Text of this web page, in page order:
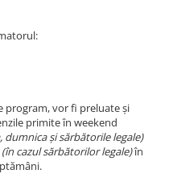
program, vor fi preluate și
primite în weekend
dumnica și sărbătorile legale)
(în cazul sărbătorilor legale)în